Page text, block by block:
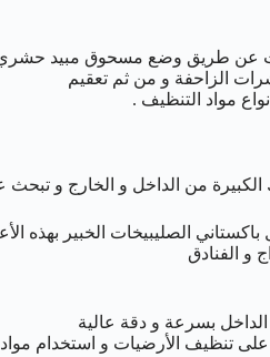
عن طريق وضع مسحوق مبيد
الزاحفة و من ثم تعقيم
مواد التنظيف .
من الداخل و الخارج و تبحث
الصليبيخات الخبير بهذه
و الفنادق
بسرعة و دقة عالية
تنظيف الأرضيات و استخدام مواد